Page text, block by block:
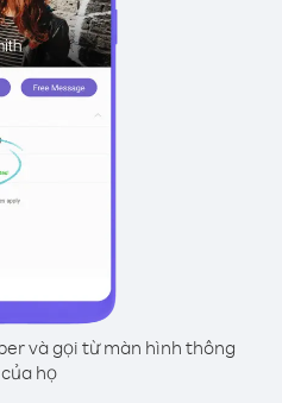
và gọi từ màn hình thông
họ